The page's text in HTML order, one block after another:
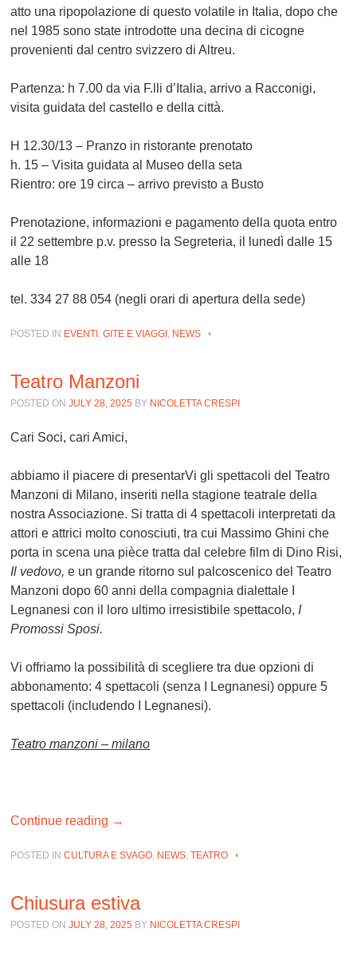
atto una ripopolazione di questo volatile in Italia, dopo che
nel 1985 sono state introdotte una decina di cicogne
provenienti dal centro svizzero di Altreu.
Partenza: h 7.00 da via F.lli d’Italia, arrivo a Racconigi,
visita guidata del castello e della città.
H 12.30/13 – Pranzo in ristorante prenotato
h. 15 – Visita guidata al Museo della seta
Rientro: ore 19 circa – arrivo previsto a Busto
Prenotazione, informazioni e pagamento della quota entro
il 22 settembre p.v. presso la Segreteria, il lunedì dalle 15
alle 18
tel. 334 27 88 054 (negli orari di apertura della sede)
POSTED IN EVENTI ,GITE E VIAGGI NEWS •
Teatro Manzoni
POSTED ONJULY 28, 2025 BY NICOLETTA CRESPI
Cari Soci, cari Amici,
abbiamo il piacere di presentarVi gli spettacoli del Teatro
Manzoni di Milano, inseriti nella stagione teatrale della
nostra Associazione. Si tratta di 4 spettacoli interpretati da
attori e attrici molto conosciuti, tra cui Massimo Ghini che
porta in scena una pièce tratta dal celebre film di Dino Risi,
Il vedovo, e un grande ritorno sul palcoscenico del Teatro
Manzoni dopo 60 anni della compagnia dialettale I
Legnanesi con il loro ultimo irresistibile spettacolo, I
Promossi Sposi.
Vi offriamo la possibilità di scegliere tra due opzioni di
abbonamento: 4 spettacoli (senza I Legnanesi) oppure 5
spettacoli (includendo I Legnanesi).
Teatro manzoni – milano
Continue reading →
POSTED INCULTURA E SVAGO, NEWS,TEATRO •
Chiusura estiva
POSTED ONJULY 28, 2025 BY NICOLETTA CRESPI